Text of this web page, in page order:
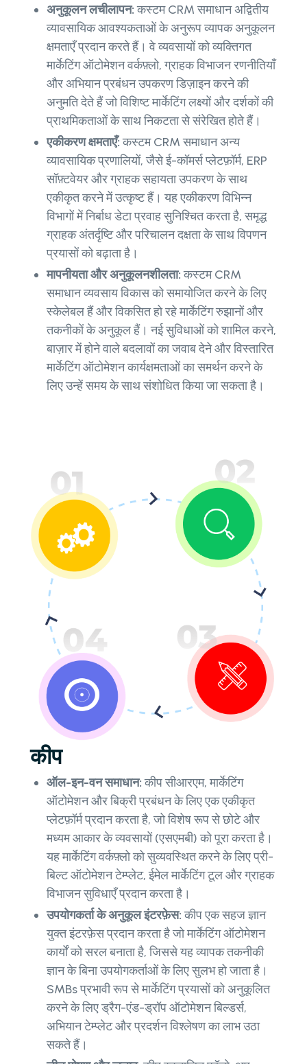
अनुकूलन लचीलापन:कस्टम CRM समाधान अद्वितीय
व्यावसायिक आवश्यकताओं के अनुरूप व्यापक अनुकूलन
क्षमताएँ प्रदान करते हैं। वे व्यवसायों को व्यक्तिगत
मार्केटिंग ऑटोमेशन वर्कफ़्लो, ग्राहक विभाजन रणनीतियाँ
और अभियान प्रबंधन उपकरण डिज़ाइन करने की
अनुमति देते हैं जो विशिष्ट मार्केटिंग लक्ष्यों और दर्शकों की
प्राथमिकताओं के साथ निकटता से संरेखित होते हैं।
एकीकरण क्षमताएँ:कस्टम CRM समाधान अन्य
व्यावसायिक प्रणालियों, जैसे ई-कॉमर्स प्लेटफ़ॉर्म, ERP
सॉफ़्टवेयर और ग्राहक सहायता उपकरण के साथ
एकीकृत करने में उत्कृष्ट हैं। यह एकीकरण विभिन्न
विभागों में निर्बाध डेटा प्रवाह सुनिश्चित करता है, समृद्ध
ग्राहक अंतर्दृष्टि और परिचालन दक्षता के साथ विपणन
प्रयासों को बढ़ाता है।
मापनीयता और अनुकूलनशीलता:कस्टम CRM
समाधान व्यवसाय विकास को समायोजित करने के लिए
स्केलेबल हैं और विकसित हो रहे मार्केटिंग रुझानों और
तकनीकों के अनुकूल हैं। नई सुविधाओं को शामिल करने,
बाज़ार में होने वाले बदलावों का जवाब देने और विस्तारित
मार्केटिंग ऑटोमेशन कार्यक्षमताओं का समर्थन करने के
लिए उन्हें समय के साथ संशोधित किया जा सकता है।
कीप
ऑल-इन-वन समाधान:कीप सीआरएम, मार्केटिंग
ऑटोमेशन और बिक्री प्रबंधन के लिए एक एकीकृत
प्लेटफ़ॉर्म प्रदान करता है, जो विशेष रूप से छोटे और
मध्यम आकार के व्यवसायों (एसएमबी) को पूरा करता है।
यह मार्केटिंग वर्कफ़्लो को सुव्यवस्थित करने के लिए प्री-
बिल्ट ऑटोमेशन टेम्प्लेट, ईमेल मार्केटिंग टूल और ग्राहक
विभाजन सुविधाएँ प्रदान करता है।
उपयोगकर्ता के अनुकूल इंटरफ़ेस:कीप एक सहज ज्ञान
युक्त इंटरफ़ेस प्रदान करता है जो मार्केटिंग ऑटोमेशन
कार्यों को सरल बनाता है, जिससे यह व्यापक तकनीकी
ज्ञान के बिना उपयोगकर्ताओं के लिए सुलभ हो जाता है।
SMBs प्रभावी रूप से मार्केटिंग प्रयासों को अनुकूलित
करने के लिए ड्रैग-एंड-ड्रॉप ऑटोमेशन बिल्डर्स,
अभियान टेम्प्लेट और प्रदर्शन विश्लेषण का लाभ उठा
सकते हैं।